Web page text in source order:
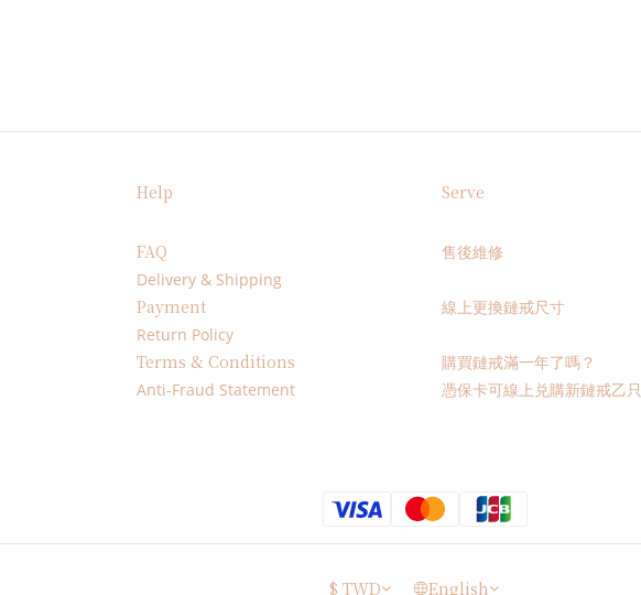
Help
FAQ
Delivery & Shipping
Payment
Return Policy
Terms & Conditions
Anti-Fraud Statement
Serve
售後維修
線上更換鏈戒尺寸
購買鏈戒滿一年了嗎？
憑保卡可線上兑購新鏈戒乙只
$ TWD English